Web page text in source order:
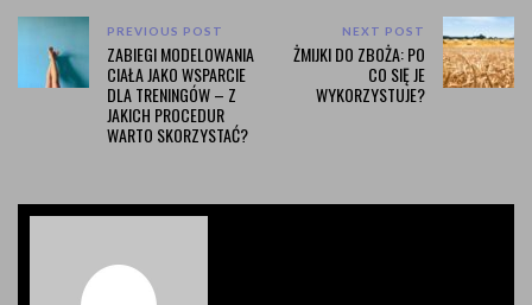
PREVIOUS POST
ZABIEGI MODELOWANIA
CIAŁA JAKO WSPARCIE
DLA TRENINGÓW – Z
JAKICH PROCEDUR
WARTO SKORZYSTAĆ?
NEXT POST
ŻMIJKI DO ZBOŻA: PO
CO SIĘ JE
WYKORZYSTUJE?